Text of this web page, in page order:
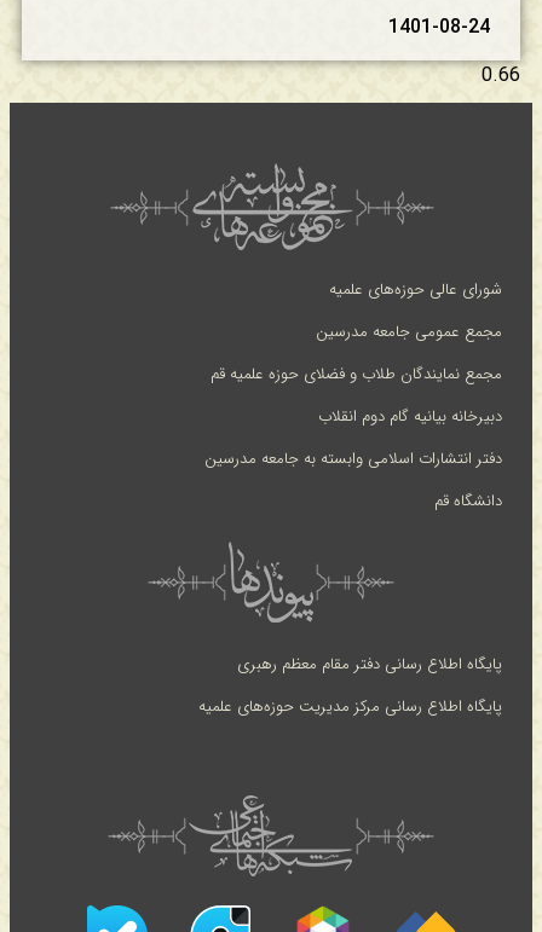
1401-08-24
شورای عالی حوزه‌های علمیه
مجمع عمومی جامعه مدرسین
مجمع نمایندگان طلاب و فضلای حوزه علمیه قم
دبیرخانه بیانیه گام دوم انقلاب
دفتر انتشارات اسلامی وابسته به جامعه مدرسین
دانشگاه قم
پایگاه اطلاع رسانی دفتر مقام معظم رهبری
پایگاه اطلاع رسانی مرکز مدیریت حوزه‌های علمیه